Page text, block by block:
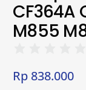
CF364A
M855
Rp 838.000